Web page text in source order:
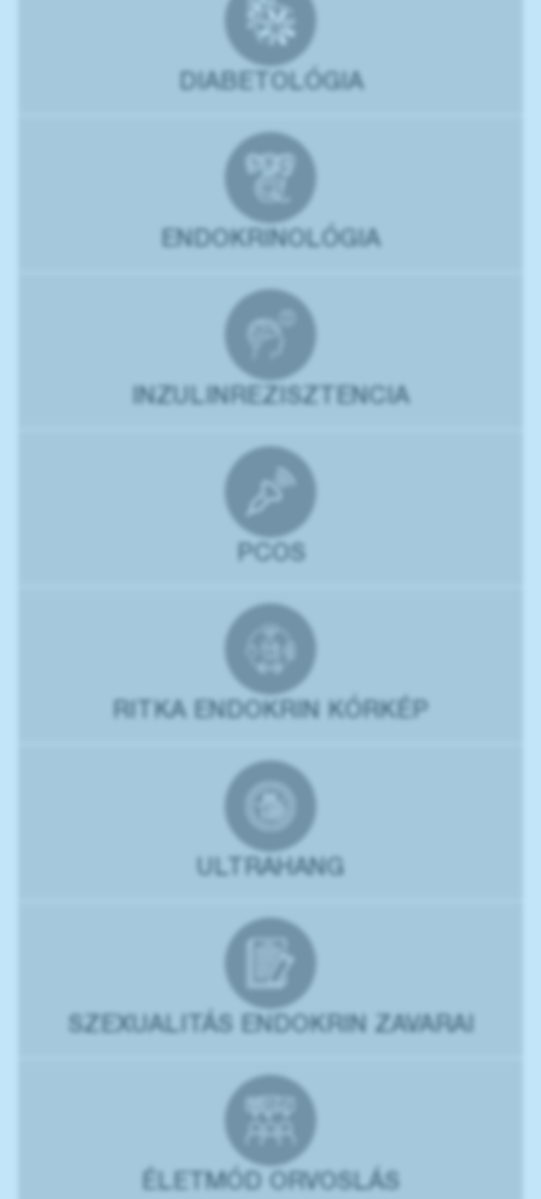
DIABETOLÓGIA
ENDOKRINOLÓGIA
INZULINREZISZTENCIA
PCOS
RITKA ENDOKRIN KÓRKÉP
ULTRAHANG
SZEXUALITÁS ENDOKRIN ZAVARAI
ÉLETMÓD ORVOSLÁS